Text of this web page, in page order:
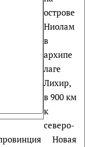
острове
Ниолам
в
архипе
лаге
Лихир,
в 900 км
к
северо-
Новая